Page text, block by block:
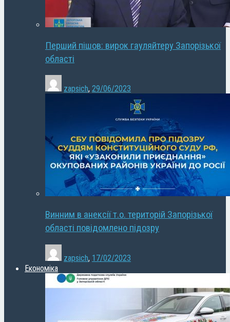
Перший пішов: вирок гауляйтеру Запорізької
області
zapsich, 29/06/2023
Винним в анексії т.о. територій Запорізької
області повідомлено підозру
zapsich, 17/02/2023
Економіка